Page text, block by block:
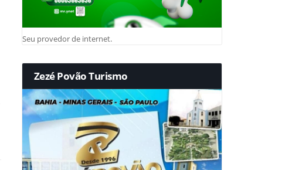
Seu provedor de internet.
Zezé Povão Turismo